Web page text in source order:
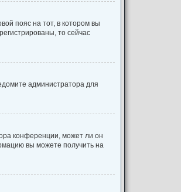
пояс на тот, в котором вы
то сейчас
администратора для
конференции, может ли он
вы можете получить на